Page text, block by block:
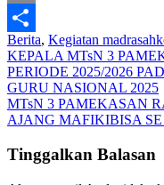
Print
Share
Berita, Kegiatan madrasah
Navigasi
pos
KEPALA MTsN 3
PERIODE 2025/2026
GURU NASIONAL 2025
MTsN 3 PAMEKASAN
AJANG MAFIKIBISA
Tinggalkan Balasan